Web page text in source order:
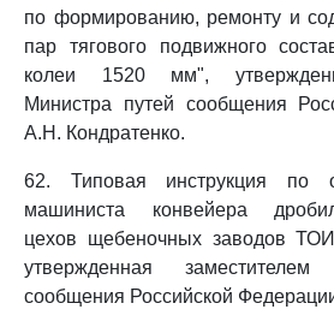
по формированию, ремонту и
пар тягового подвижного
колеи 1520 мм",
Министра путей сообщения
А.Н. Кондратенко.
62. Типовая инструкция по
машиниста конвейера
цехов щебеночных заводов
утвержденная
сообщения Российской